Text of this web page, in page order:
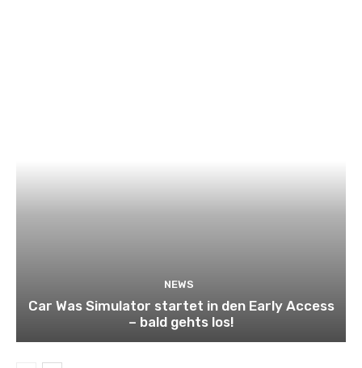
NEWS
Car Was Simulator startet in den Early Access
– bald gehts los!